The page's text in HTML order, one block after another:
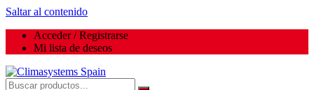
Saltar al contenido
Acceder / Registrarse
Mi lista de deseos